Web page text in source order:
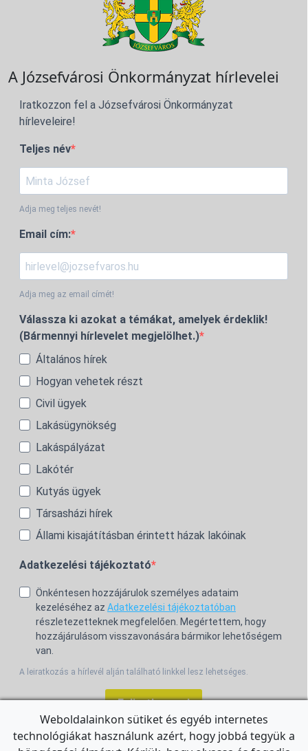
A Józsefvárosi Önkormányzat hírlevelei
Iratkozzon fel a Józsefvárosi Önkormányzat
hírleveleire!
Teljes név
Adja meg teljes nevét!
Email cím:
Adja meg az email címét!
Válassza ki azokat a témákat, amelyek érdeklik!
(Bármennyi hírlevelet megjelölhet.)
Általános hírek
Hogyan vehetek részt
Civil ügyek
Lakásügynökség
Lakáspályázat
Lakótér
Kutyás ügyek
Társasházi hírek
Állami kisajátításban érintett házak lakóinak
Adatkezelési tájékoztató
Önkéntesen hozzájárulok személyes adataim
kezeléséhez az Adatkezelési tájékoztatóban
részletezetteknek megfelelően. Megértettem, hogy
hozzájárulásom visszavonására bármikor lehetőségem
van.
A leiratkozás a hírlevél alján található linkkel lesz lehetséges.
Feliratkozom!
Weboldalainkon sütiket és egyéb internetes
technológiákat használunk azért, hogy jobbá tegyük a